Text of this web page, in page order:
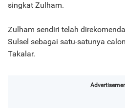
singkat Zulham.
Zulham sendiri telah
Sulsel sebagai satu-satunya
Takalar.